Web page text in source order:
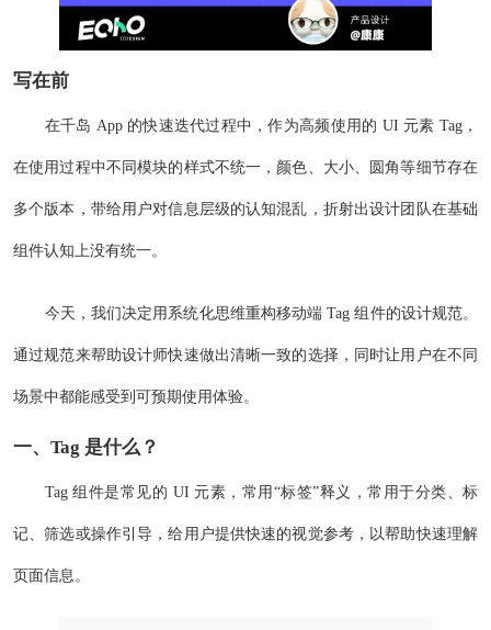
写在前
在千岛 App 的快速迭代过程中，作为高频使用的 UI 元素 Tag，
在使用过程中不同模块的样式不统一，颜色、大小、圆角等细节存在
多个版本，带给用户对信息层级的认知混乱，折射出设计团队在基础
组件认知上没有统一。
今天，我们决定用系统化思维重构移动端 Tag 组件的设计规范。
通过规范来帮助设计师快速做出清晰一致的选择，同时让用户在不同
场景中都能感受到可预期使用体验。
一、Tag 是什么？
Tag 组件是常见的 UI 元素，常用“标签”释义，常用于分类、标
记、筛选或操作引导，给用户提供快速的视觉参考，以帮助快速理解
页面信息。